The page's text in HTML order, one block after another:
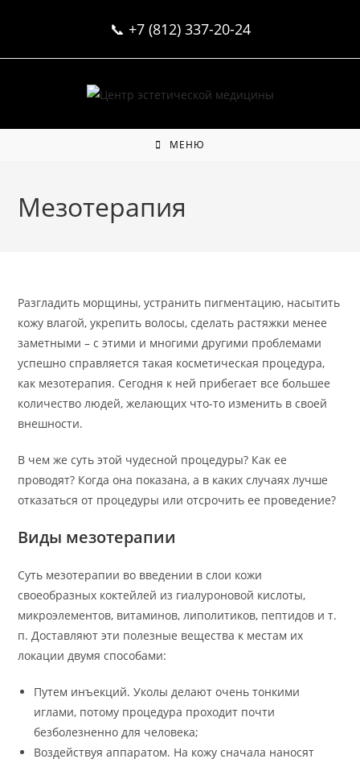
📞 +7 (812) 337-20-24
МЕНЮ
Мезотерапия
Разгладить морщины, устранить пигментацию, насытить
кожу влагой, укрепить волосы, сделать растяжки менее
заметными – с этими и многими другими проблемами
успешно справляется такая косметическая процедура,
как мезотерапия. Сегодня к ней прибегает все большее
количество людей, желающих что-то изменить в своей
внешности.
В чем же суть этой чудесной процедуры? Как ее
проводят? Когда она показана, а в каких случаях лучше
отказаться от процедуры или отсрочить ее проведение?
Виды мезотерапии
Суть мезотерапии во введении в слои кожи
своеобразных коктейлей из гиалуроновой кислоты,
микроэлементов, витаминов, липолитиков, пептидов и т.
п. Доставляют эти полезные вещества к местам их
локации двумя способами:
Путем инъекций. Уколы делают очень тонкими
иглами, потому процедура проходит почти
безболезненно для человека;
Воздействуя аппаратом. На кожу сначала наносят